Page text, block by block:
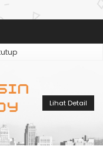
Lihat Detail